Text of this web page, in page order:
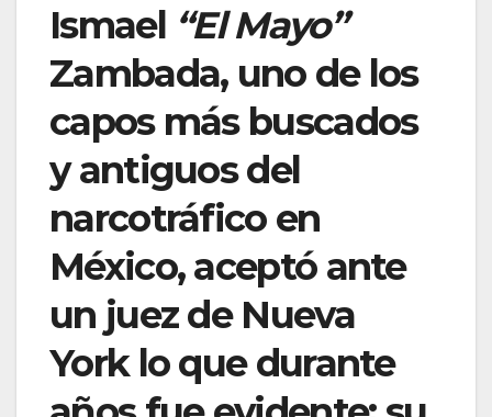
Ismael “El Mayo”
Zambada, uno de los
capos más buscados
y antiguos del
narcotráfico en
México, aceptó ante
un juez de Nueva
York lo que durante